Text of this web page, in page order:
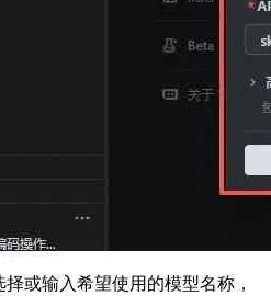
或输入希望使用的模型名称，